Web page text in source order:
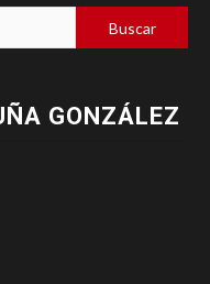
GONZÁLEZ